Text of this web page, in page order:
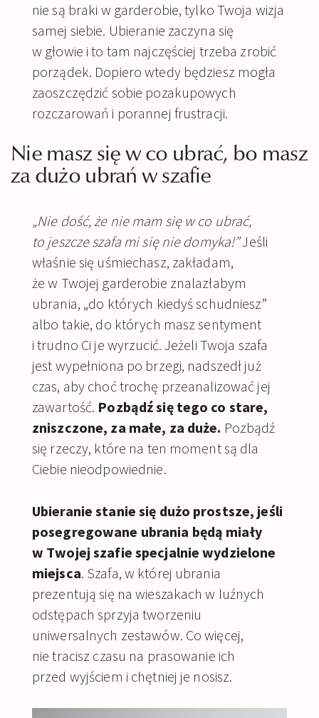
nie są braki w garderobie, tylko Twoja wizja
samej siebie. Ubieranie zaczyna się
w głowie i to tam najczęściej trzeba zrobić
porządek. Dopiero wtedy będziesz mogła
zaoszczędzić sobie pozakupowych
rozczarowań i porannej frustracji.
Nie masz się w co ubrać, bo masz
za dużo ubrań w szafie
„Nie dość, że nie mam się w co ubrać,
to jeszcze szafa mi się nie domyka!”Jeśli
właśnie się uśmiechasz, zakładam,
że w Twojej garderobie znalazłabym
ubrania, „do których kiedyś schudniesz”
albo takie, do których masz sentyment
i trudno Ci je wyrzucić. Jeżeli Twoja szafa
jest wypełniona po brzegi, nadszedł już
czas, aby choć trochę przeanalizować jej
zawartość. Pozbądź się tego co stare,
zniszczone, za małe, za duże. Pozbądź
się rzeczy, które na ten moment są dla
Ciebie nieodpowiednie.
Ubieranie stanie się dużo prostsze, jeśli
posegregowane ubrania będą miały
w Twojej szafie specjalnie wydzielone
miejsca. Szafa, w której ubrania
prezentują się na wieszakach w luźnych
odstępach sprzyja tworzeniu
uniwersalnych zestawów. Co więcej,
nie tracisz czasu na prasowanie ich
przed wyjściem i chętniej je nosisz.